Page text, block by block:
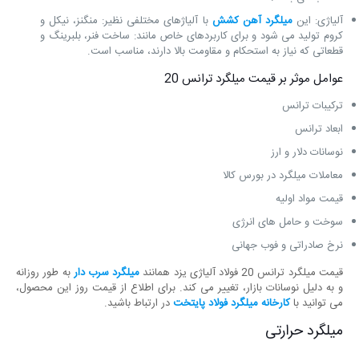
آلیاژی: این میلگرد آهن کشش با آلیاژهای مختلفی نظیر: منگنز، نیکل و
کروم تولید می‌ شود و برای کاربردهای خاص مانند: ساخت فنر، بلبرینگ و
قطعاتی که نیاز به استحکام و مقاومت بالا دارند، مناسب است.
عوامل موثر بر قیمت میلگرد ترانس 20
ترکیبات ترانس
ابعاد ترانس
نوسانات دلار و ارز
معاملات میلگرد در بورس کالا
قیمت مواد اولیه
سوخت و حامل های انرژی
نرخ صادراتی و فوب جهانی
قیمت میلگرد ترانس 20 فولاد آلیاژی یزد همانند
میلگرد سرب داربه طور روزانه
و به دلیل نوسانات بازار، تغییر می ‌کند. برای اطلاع از قیمت روز این محصول،
می‌ توانید باکارخانه میلگرد فولاد پایتختدر ارتباط باشید.
میلگرد حرارتی